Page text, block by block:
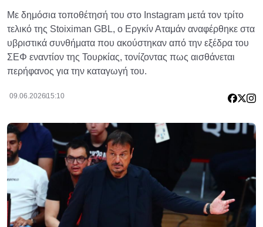
Με δημόσια τοποθέτησή του στο Instagram μετά τον τρίτο
τελικό της Stoiximan GBL, ο Εργκίν Αταμάν αναφέρθηκε στα
υβριστικά συνθήματα που ακούστηκαν από την εξέδρα του
ΣΕΦ εναντίον της Τουρκίας, τονίζοντας πως αισθάνεται
περήφανος για την καταγωγή του.
09.06.2026 15:10